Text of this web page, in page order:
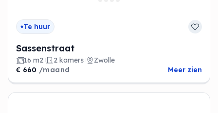
Te huur
Sassenstraat
16 m2 2 kamers
Zwolle
€ 660 /maand Meer zien